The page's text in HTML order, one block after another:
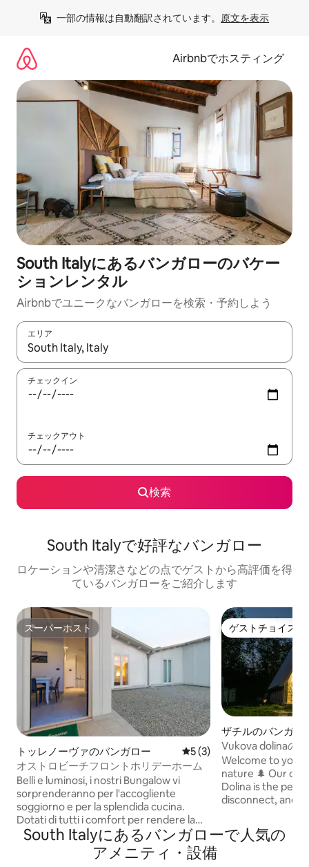
一部の情報は自動翻訳されています。 原文を表示
Airbnbでホスティング
South Italyにあるバンガローのバケー
ションレンタル
Airbnbでユニークなバンガローを検索・予約しよう
エリア
検索結果が表示されたら、上下の矢印キーを使って移動するか
チェックイン
チェックアウト
検索
South Italyで好評なバンガロー
ロケーションや清潔さなどの点でゲストから高評価を得
ているバンガローをご紹介します
スーパーホスト
スーパーホスト
トッレノーヴァのバンガロー レビュー3件、5つ星中5つ
5 (3)
オストロビーチフロントホリデーホーム
Belli e luminosi, i nostri Bungalow vi
sorprenderanno per l'accogliente
soggiorno e per la splendida cucina.
Dotati di tutti i comfort per rendere la
vostra vacanza più comoda. Nella
struttura che ospita i bungalow sono
presenti un parco giochi per i bambini,
ゲストチョイス
ゲストチョイス
ザチルのバンガロ
Vukova dolinaの
シャレー3
Welcome to your
nature 🌲 Our
Dolina is the
disconnect, and
location
for couples &
South Italyにあるバンガローで人気の
アメニティ・設備